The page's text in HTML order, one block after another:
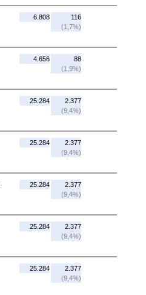
6.808
116
(1,7%)
4.656
88
(1,9%)
25.284
2.377
(9,4%)
25.284
2.377
(9,4%)
25.284
2.377
(9,4%)
25.284
2.377
(9,4%)
25.284
2.377
(9,4%)